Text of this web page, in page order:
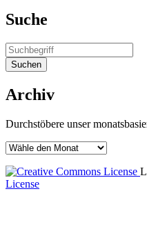
Suche
Archiv
Durchstöbere unser
License